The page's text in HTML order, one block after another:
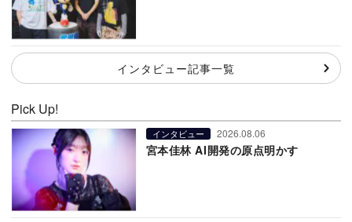
インタビュー記事一覧
Pick Up!
インタビュー 2026.08.06
宮本佳林 AI開発の原点明かす